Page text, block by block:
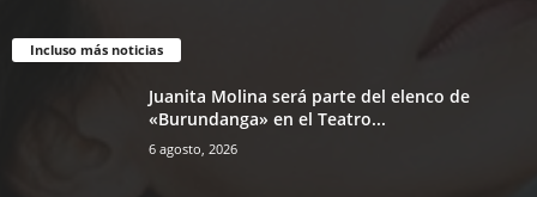
Incluso más noticias
Juanita Molina será parte del elenco de
«Burundanga» en el Teatro...
6 agosto, 2026